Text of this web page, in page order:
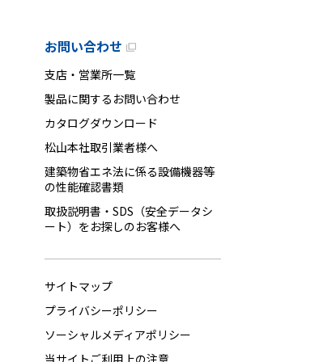
お問い合わせ
支店・営業所一覧
製品に関するお問い合わせ
カタログダウンロード
松山本社取引業者様へ
建築物省エネ法に係る設備機器等
の性能確認書類
取扱説明書・SDS（安全データシ
ート）をお探しのお客様へ
サイトマップ
プライバシーポリシー
ソーシャルメディアポリシー
当サイトご利用上の注意